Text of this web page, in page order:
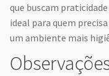
que buscam
ideal para quem
um ambiente mais